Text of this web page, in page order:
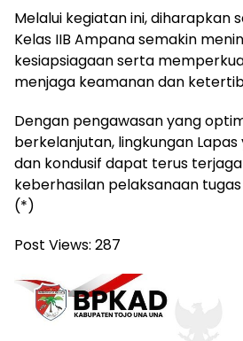
Melalui kegiatan ini, diharapkan
Kelas IIB Ampana semakin
kesiapsiagaan serta
menjaga keamanan dan
Dengan pengawasan yang
berkelanjutan, lingkungan
dan kondusif dapat terus
keberhasilan pelaksanaan
(*)
Post Views: 287